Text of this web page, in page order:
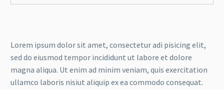
Lorem ipsum dolor sit amet, consectetur adi pisicing elit,
sed do eiusmod tempor incididunt ut labore et dolore
magna aliqua. Ut enim ad minim veniam, quis exercitation
ullamco laboris nisiut aliquip ex ea commodo consequat.